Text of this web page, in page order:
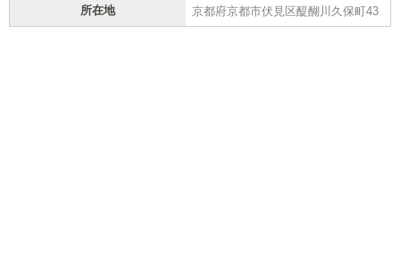
所在地 京都府京都市伏見区醍醐川久保町43